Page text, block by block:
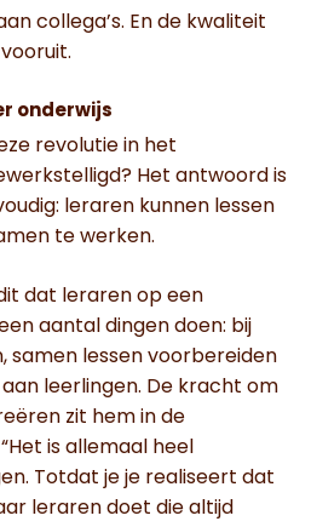
collega’s. En de kwaliteit
onderwijs
revolutie in het
Het antwoord is
leraren kunnen lessen
te werken.
dat leraren op een
aantal dingen doen: bij
samen lessen voorbereiden
leerlingen. De kracht om
zit hem in de
“Het is allemaal heel
Totdat je je realiseert dat
leraren doet die altijd